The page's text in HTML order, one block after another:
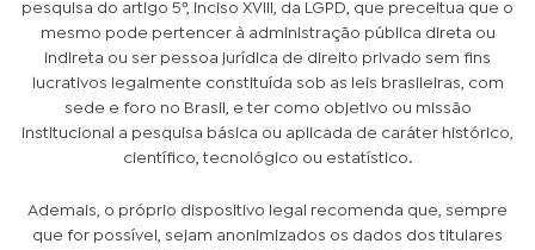
pesquisa do artigo 5º, inciso XVIII, da LGPD, que preceitua que o
mesmo pode pertencer à administração pública direta ou
indireta ou ser pessoa jurídica de direito privado sem fins
lucrativos legalmente constituída sob as leis brasileiras, com
sede e foro no Brasil, e ter como objetivo ou missão
institucional a pesquisa básica ou aplicada de caráter histórico,
científico, tecnológico ou estatístico.
Ademais, o próprio dispositivo legal recomenda que, sempre
que for possível, sejam anonimizados os dados dos titulares